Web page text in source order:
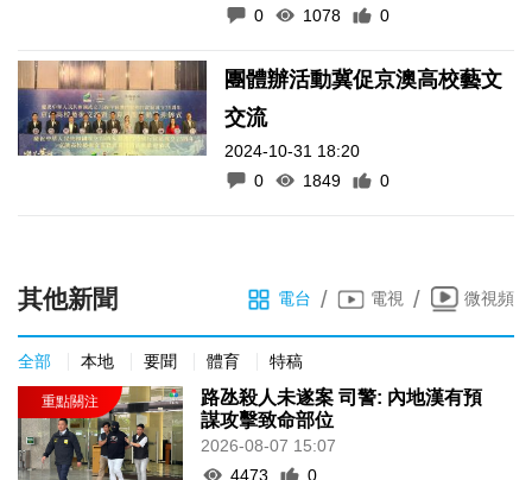
0
1078 0
團體辦活動冀促京澳高校藝文
交流
2024-10-31 18:20
0
1849 0
其他新聞 電台 / 電視 / 微視頻
全部 本地 要聞 體育 特稿
路氹殺人未遂案 司警: 內地漢有預
謀攻擊致命部位
2026-08-07 15:07
4473
0